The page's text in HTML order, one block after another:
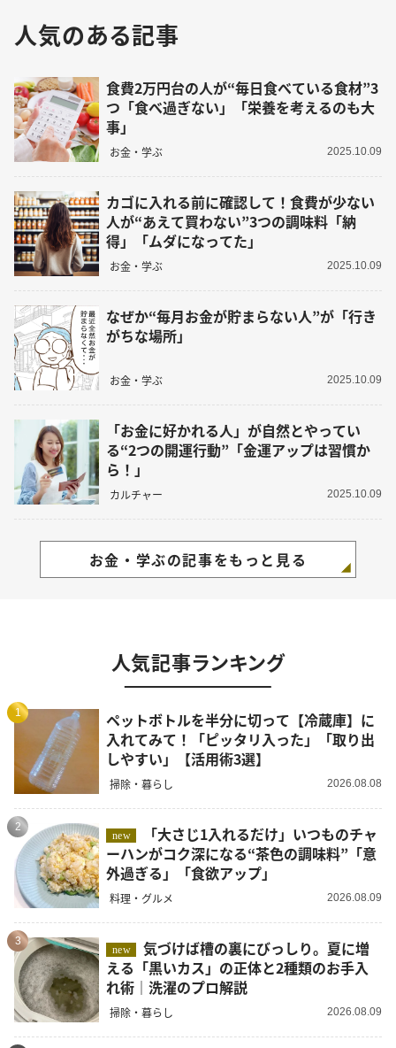
人気のある記事
食費2万円台の人が“毎日食べている食材”3
つ「食べ過ぎない」「栄養を考えるのも大
事」
お金・学ぶ 2025.10.09
カゴに入れる前に確認して！食費が少ない
人が“あえて買わない”3つの調味料「納
得」「ムダになってた」
お金・学ぶ 2025.10.09
なぜか“毎月お金が貯まらない人”が「行き
がちな場所」
お金・学ぶ 2025.10.09
「お金に好かれる人」が自然とやってい
る“2つの開運行動”「金運アップは習慣か
ら！」
カルチャー 2025.10.09
お金・学ぶの記事をもっと見る
人気記事ランキング
1
ペットボトルを半分に切って【冷蔵庫】に
入れてみて！「ピッタリ入った」「取り出
しやすい」【活用術3選】
掃除・暮らし 2026.08.08
2
new
ーハンがコク深になる“茶色の調味料”「意
外過ぎる」「食欲アップ」
料理・グルメ 2026.08.09
3
new
気づけば槽の裏にびっしり。夏に増
える「黒いカス」の正体と2種類のお手入
れ術｜洗濯のプロ解説
掃除・暮らし 2026.08.09